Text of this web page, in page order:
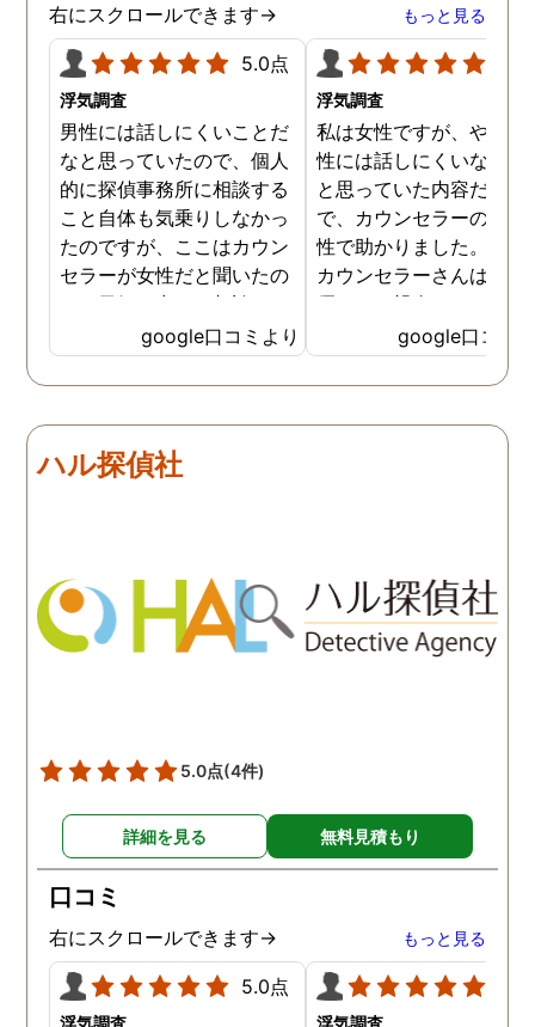
右にスクロールできます→ もっと見る
5.0点
浮気調査
男性には話しにくいことだ
なと思っていたので、個人
的に探偵事務所に相談する
こと自体も気乗りしなかっ
たのですが、ここはカウン
セラーが女性だと聞いたの
で、勇気を出して相談して
みることにしました。感極
まって泣いてしまったり、
感情が表に出すぎてしまう
ださったので安心して悩み
を話せました。他はどうか
た私のケアをしっかりして
くださったおかげで、今は
元気に過ごせています。
google口コミより
浮気調査
私は女性ですが、やはり
性には話しにくいな。。
と思っていた内容だった
で、カウンセラーの方が
性で助かりました。MR
カウンセラーさんはすご
優しくて親身になって話
聞いてくれるので思わず
を流して話してしまいま
た。それほど自分がずっ
した、調査料金は決して
も東京駅前相談室にお願
して良かったと思ってい
す。
google口コミ
ハル探偵社
5.0点(4件)
詳細を見る 無料見積もり
口コミ
右にスクロールできます→ もっと見る
5.0点
浮気調査 浮気調査